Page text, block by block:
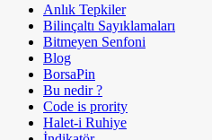
Anlık Tepkiler
Bilinçaltı Sayıklamaları
Bitmeyen Senfoni
Blog
BorsaPin
Bu nedir ?
Code is prority
Halet-i Ruhiye